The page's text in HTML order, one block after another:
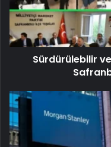
Sürdürülebilir